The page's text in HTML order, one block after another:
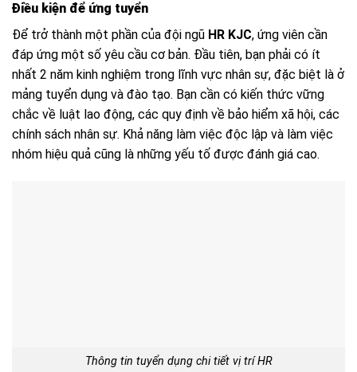
Điều kiện để ứng tuyển
Để trở thành một phần của đội ngũ HR KJC, ứng viên cần
đáp ứng một số yêu cầu cơ bản. Đầu tiên, bạn phải có ít
nhất 2 năm kinh nghiệm trong lĩnh vực nhân sự, đặc biệt là ở
mảng tuyển dụng và đào tạo. Bạn cần có kiến thức vững
chắc về luật lao động, các quy định về bảo hiểm xã hội, các
chính sách nhân sự. Khả năng làm việc độc lập và làm việc
nhóm hiệu quả cũng là những yếu tố được đánh giá cao.
Thông tin tuyển dụng chi tiết vị trí HR